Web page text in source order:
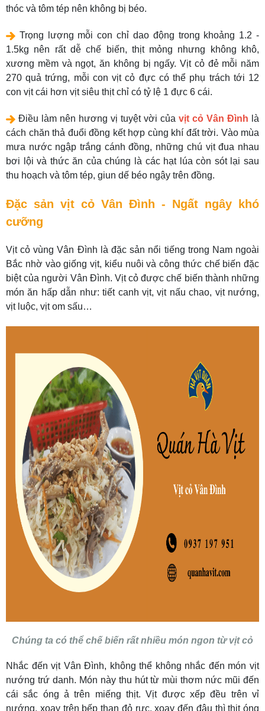
thóc và tôm tép nên không bị béo.
Trọng lượng mỗi con chỉ dao động trong khoảng 1.2 -
1.5kg nên rất dễ chế biến, thịt mỏng nhưng không khô,
xương mềm và ngọt, ăn không bị ngấy. Vịt cỏ đẻ mỗi năm
270 quả trứng, mỗi con vịt cỏ đực có thể phụ trách tới 12
con vịt cái hơn vịt siêu thịt chỉ có tỷ lệ 1 đực 6 cái.
Điều làm nên hương vị tuyệt vời của vịt cỏ Vân Đình là
cách chăn thả đuổi đồng kết hợp cùng khí đất trời. Vào mùa
mưa nước ngập trắng cánh đồng, những chú vịt đua nhau
bơi lội và thức ăn của chúng là các hạt lúa còn sót lại sau
thu hoạch và tôm tép, giun dế béo ngậy trên đồng.
Đặc sản vịt cỏ Vân Đình - Ngất ngây khó
cưỡng
Vịt cỏ vùng Vân Đình là đặc sản nổi tiếng trong Nam ngoài
Bắc nhờ vào giống vịt, kiểu nuôi và công thức chế biến đặc
biệt của người Vân Đình. Vịt cỏ được chế biến thành những
món ăn hấp dẫn như: tiết canh vịt, vịt nấu chao, vịt nướng,
vịt luộc, vịt om sấu…
Chúng ta có thể chế biến rất nhiều món ngon từ vịt cỏ
Nhắc đến vịt Vân Đình, không thể không nhắc đến món vịt
nướng trứ danh. Món này thu hút từ mùi thơm nức mũi đến
cái sắc óng ả trên miếng thịt. Vịt được xếp đều trên vỉ
nướng, xoay trên bếp than đỏ rực, xoay đến đâu thì thịt óng